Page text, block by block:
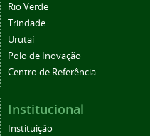
Rio Verde
Trindade
Urutaí
Polo de Inovação
Centro de Referência
Institucional
Instituição